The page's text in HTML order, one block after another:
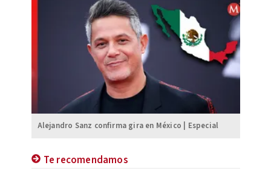
Alejandro Sanz confirma gira en México | Especial
Te recomendamos